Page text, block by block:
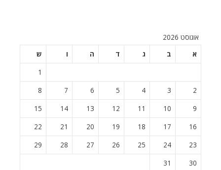
אוגוסט 2026
א
ב ג ד ה ו
ש
1
2
3
4
5
6
7
8
9
10
11
12
13
14
15
16
17
18
19
20
21
22
23
24
25
26
27
28
29
30
31